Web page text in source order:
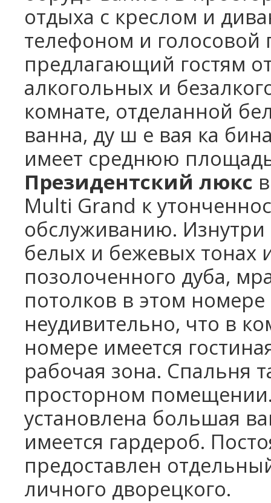
отдыха с креслом и
телефоном и голосовой
предлагающий гостям
алкогольных и
комнате, отделанной
ванна, ду ш е вая ка
имеет среднюю
Президентский люкс
Multi Grand к
обслуживанию.
белых и бежевых тонах
позолоченного дуба,
потолков в этом номере
неудивительно, что в
номере имеется
рабочая зона. Спальня
просторном
установлена большая
имеется гардероб.
предоставлен
личного дворецкого.